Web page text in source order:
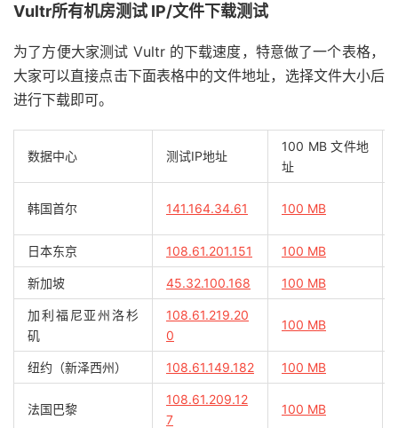
Vultr所有机房测试 IP/文件下载测试
为了方便大家测试 Vultr 的下载速度，特意做了一个表格，
大家可以直接点击下面表格中的文件地址，选择文件大小后
进行下载即可。
数据中心 测试IP地址
100 MB 文件地
址
韩国首尔 141.164.34.61 100 MB
日本东京 108.61.201.151 100 MB
新加坡 45.32.100.168 100 MB
加利福尼亚州洛杉
矶
108.61.219.20
0
100 MB
纽约（新泽西州） 108.61.149.182 100 MB
法国巴黎
108.61.209.12
7
100 MB